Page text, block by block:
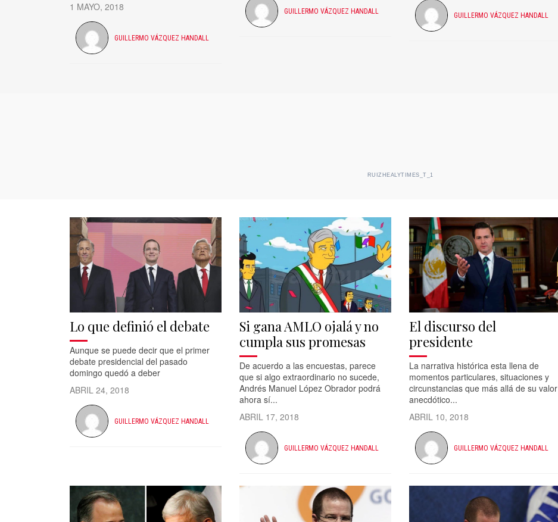
1 MAYO, 2018
GUILLERMO VÁZQUEZ HANDALL
GUILLERMO VÁZQUEZ HANDALL GUILLERMO VÁZQUEZ HANDALL
RUIZHEALYTIMES_T_1
Lo que definió el debate
Aunque se puede decir que el primer
debate presidencial del pasado
domingo quedó a deber
ABRIL 24, 2018
GUILLERMO VÁZQUEZ HANDALL
Si gana AMLO ojalá y no
cumpla sus promesas
De acuerdo a las encuestas, parece
que si algo extraordinario no sucede,
Andrés Manuel López Obrador podrá
ahora sí...
ABRIL 17, 2018
GUILLERMO VÁZQUEZ HANDALL
El discurso del
presidente
La narrativa histórica esta llena de
momentos particulares, situaciones y
circunstancias que más allá de su valor
anecdótico...
ABRIL 10, 2018
GUILLERMO VÁZQUEZ HANDALL